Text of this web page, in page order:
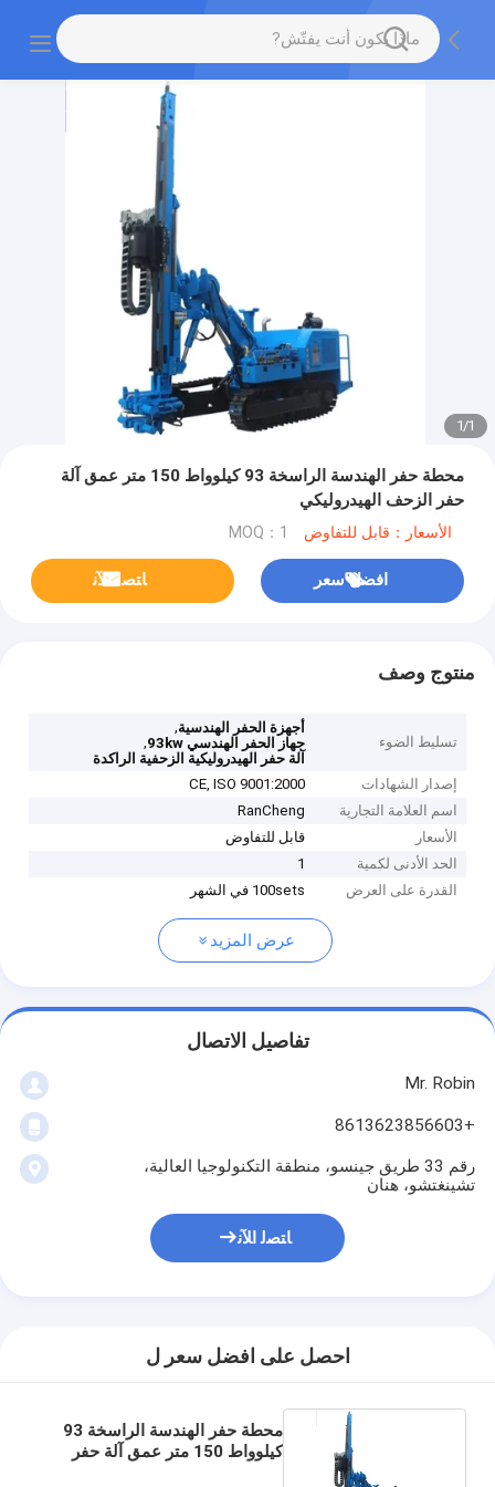
1
/
1
محطة حفر الهندسة الراسخة 93 كيلوواط 150 متر عمق آلة
حفر الزحف الهيدروليكي
الأسعار：قابل للتفاوض MOQ：1
افضل سعر ﺎﺘﺼﻟ ﺍﻶﻧ
منتوج وصف
تسليط الضوء
أجهزة الحفر الهندسية,
جهاز الحفر الهندسي 93kw
,
آلة حفر الهيدروليكية الزحفية الراكدة
إصدار الشهادات
CE, ISO 9001:2000
اسم العلامة التجارية
RanCheng
الأسعار
قابل للتفاوض
الحد الأدنى لكمية
1
القدرة على العرض
100sets في الشهر
عرض المزيد
تفاصيل الاتصال
Mr. Robin
+8613623856603
رقم 33 طريق جينسو، منطقة التكنولوجيا العالية،
تشينغتشو، هنان
ﺎﺘﺼﻟ ﺍﻶﻧ
احصل على افضل سعر ل
محطة حفر الهندسة الراسخة 93
كيلوواط 150 متر عمق آلة حفر